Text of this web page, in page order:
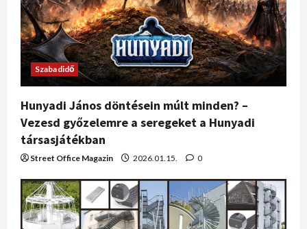
Szabadidő
Hunyadi János döntésein múlt minden? –
Vezesd győzelemre a seregeket a Hunyadi
társasjátékban
Street Office Magazin 2026.01.15. 0